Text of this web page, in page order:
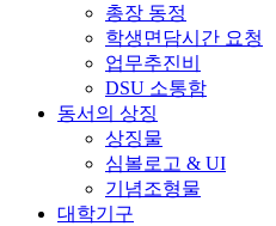
총장 동정
학생면담시간 요청
업무추진비
DSU 소통함
동서의 상징
상징물
심볼로고 & UI
기념조형물
대학기구